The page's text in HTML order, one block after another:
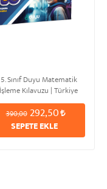
Sınıf Duyu Matematik
Kılavuzu | Türkiye
& Maarif Modeli
390,00 292,50
SEPETE EKLE